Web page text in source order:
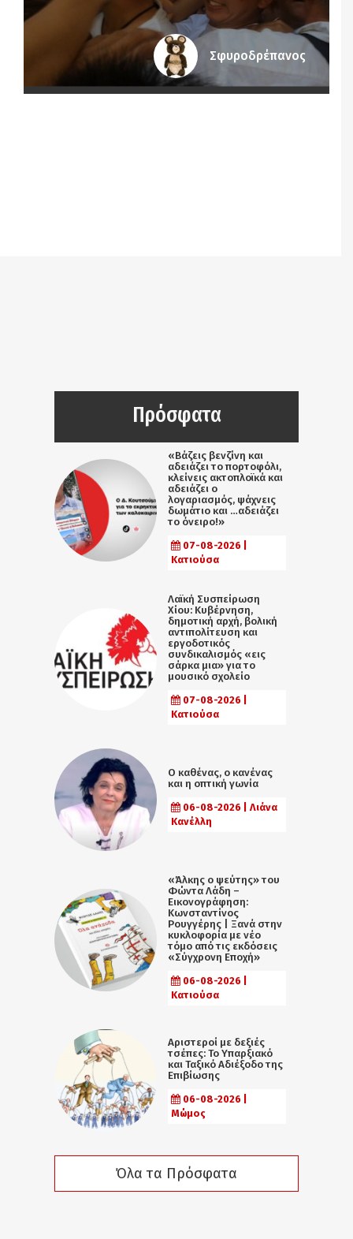
Σφυροδρέπανος
Πρόσφατα
«Βάζεις βενζίνη και
αδειάζει το πορτοφόλι,
κλείνεις ακτοπλοϊκά και
αδειάζει ο
λογαριασμός, ψάχνεις
δωμάτιο και …αδειάζει
το όνειρο!»
07-08-2026 |
Κατιούσα
Λαϊκή Συσπείρωση
Χίου: Κυβέρνηση,
δημοτική αρχή, βολική
αντιπολίτευση και
εργοδοτικός
συνδικαλισμός «εις
σάρκα μια» για το
μουσικό σχολείο
07-08-2026 |
Κατιούσα
Ο καθένας, ο κανένας
και η οπτική γωνία
06-08-2026 | Λιάνα
Κανέλλη
«Άλκης ο ψεύτης» του
Φώντα Λάδη –
Εικονογράφηση:
Κωνσταντίνος
Ρουγγέρης | Ξανά στην
κυκλοφορία με νέο
τόμο από τις εκδόσεις
«Σύγχρονη Εποχή»
06-08-2026 |
Κατιούσα
Αριστεροί με δεξιές
τσέπες: Το Υπαρξιακό
και Ταξικό Αδιέξοδο της
Επιβίωσης
06-08-2026 |
Μώμος
Όλα τα Πρόσφατα